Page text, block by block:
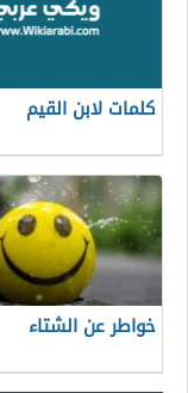
كلمات لابن القيم
خواطر عن الشتاء